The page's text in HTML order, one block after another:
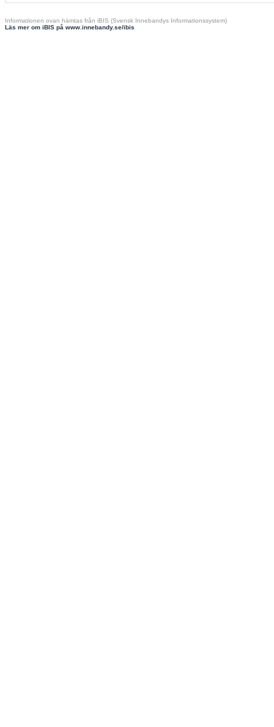
Informationen ovan hämtas från iBIS (Svensk Innebandys Informationssystem)
Läs mer om iBIS på www.innebandy.se/ibis